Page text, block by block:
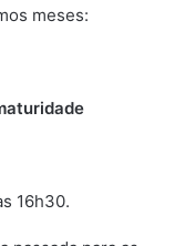
meses:
16h30.